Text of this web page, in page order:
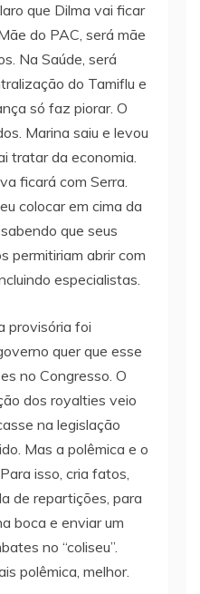
que Dilma vai ficar
do PAC, será mãe
Na Saúde, será
do Tamiflu e
só faz piorar. O
Marina saiu e levou
tratar da economia.
ficará com Serra.
colocar em cima da
que seus
permitiriam abrir com
especialistas.
provisória foi
quer que esse
no Congresso. O
dos royalties veio
na legislação
Mas a polêmica e o
isso, cria fatos,
de repartições, para
boca e enviar um
no “coliseu”.
polêmica, melhor.